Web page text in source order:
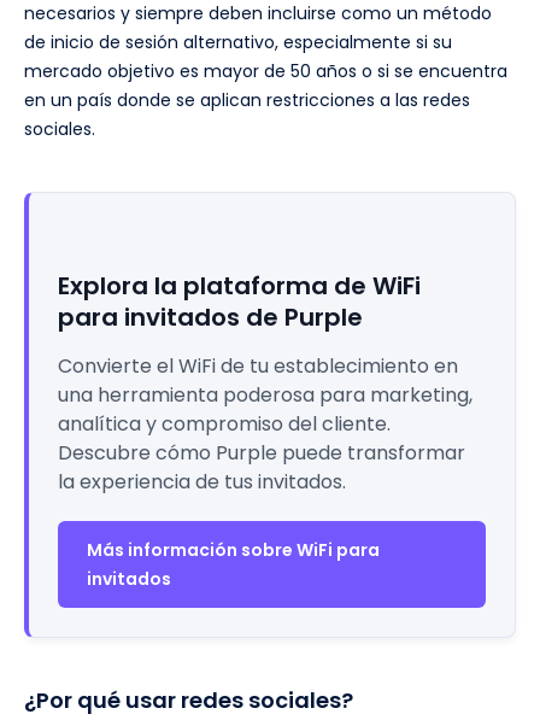
necesarios y siempre deben incluirse como un método
de inicio de sesión alternativo, especialmente si su
mercado objetivo es mayor de 50 años o si se encuentra
en un país donde se aplican restricciones a las redes
sociales.
Explora la plataforma de WiFi
para invitados de Purple
Convierte el WiFi de tu establecimiento en
una herramienta poderosa para marketing,
analítica y compromiso del cliente.
Descubre cómo Purple puede transformar
la experiencia de tus invitados.
Más información sobre WiFi para
invitados
¿Por qué usar redes sociales?